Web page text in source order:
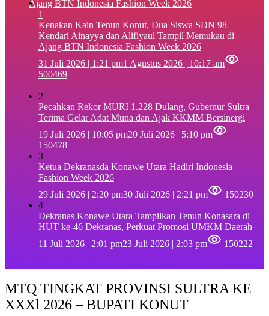
1
‎Kenakan Kain Tenun Konut, Dua Siswa SDN 98
Kendari Ainayya dan Alifiyaul Tampil Memukau di
Ajang BTN Indonesia Fashion Week 2026
31 Juli 2026 | 1:21 pm1 Agustus 2026 | 10:17 am
500469
2
Pecahkan Rekor MURI 1.228 Dulang, Gubernur Sultra
Terima Gelar Adat Muna dan Ajak KKMM Bersinergi
19 Juli 2026 | 10:05 pm20 Juli 2026 | 5:10 pm
150478
3
Ketua Dekranasda Konawe Utara Hadiri Indonesia
Fashion Week 2026
29 Juli 2026 | 2:20 pm30 Juli 2026 | 2:21 pm
150230
4
Dekranas Konawe Utara Tampilkan Tenun Konasara di
HUT ke-46 Dekranas, Perkuat Promosi UMKM Daerah
11 Juli 2026 | 2:01 pm23 Juli 2026 | 2:03 pm 150222
MTQ TINGKAT PROVINSI SULTRA KE
XXXl 2026 – BUPATI KONUT